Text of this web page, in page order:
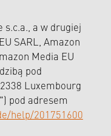
s.c.a., a w drugiej
SARL, Amazon
Media EU
pod
Luxembourg
pod adresem
help/201751600